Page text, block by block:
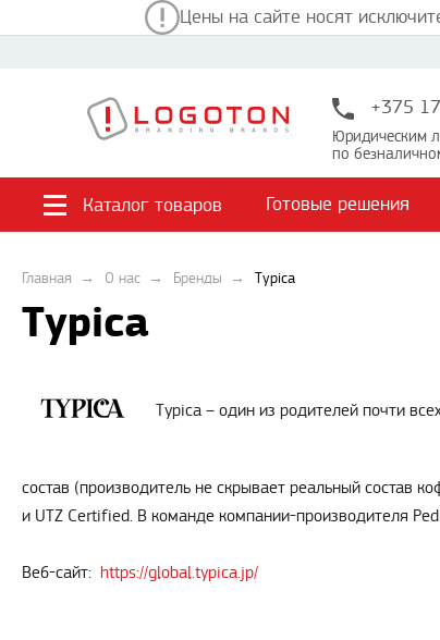
Цены на сайте носят
+375
Юридическим
по
Каталог товаров Готовые решения
Главная О нас Бренды Typica
Typica
Typica – один из родителей почти
состав (производитель не скрывает реальный состав
и UTZ Certified. В команде компании-производителя
Веб-сайт: https://global.typica.jp/